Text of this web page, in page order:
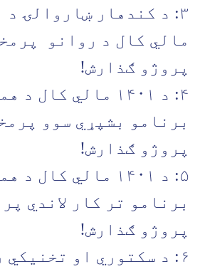
مالي کال د روانو
پروژو ګذارش!
۴: د ۱۴۰۱ مالي کال
برنامو بشپړي سوو
پروژو ګذارش!
۵: د ۱۴۰۱ مالي کال
برنامو تر کار لاندي
پروژو ګذارش!
۶: د سکتوري او تخنیکي